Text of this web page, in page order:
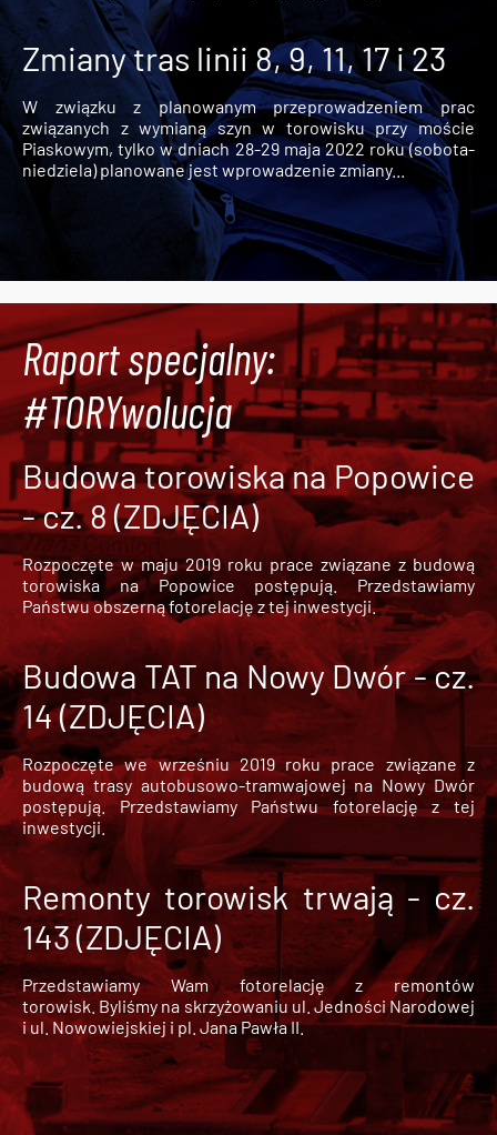
Zmiany tras linii 8, 9, 11, 17 i 23
W związku z planowanym przeprowadzeniem prac
związanych z wymianą szyn w torowisku przy moście
Piaskowym, tylko w dniach 28-29 maja 2022 roku (sobota-
niedziela) planowane jest wprowadzenie zmiany...
Raport specjalny:
#TORYwolucja
Budowa torowiska na Popowice
- cz. 8 (ZDJĘCIA)
Rozpoczęte w maju 2019 roku prace związane z budową
torowiska na Popowice
postępują. Przedstawiamy
Państwu obszerną fotorelację z tej inwestycji.
Budowa TAT na Nowy Dwór - cz.
14 (ZDJĘCIA)
Rozpoczęte we wrześniu 2019 roku prace związane z
budową trasy autobusowo-tramwajowej na Nowy Dwór
postępują. Przedstawiamy Państwu fotorelację z tej
inwestycji.
Remonty torowisk trwają - cz.
143 (ZDJĘCIA)
Przedstawiamy Wam fotorelację z remontów
torowisk. Byliśmy na skrzyżowaniu ul. Jedności Narodowej
i ul. Nowowiejskiej i pl. Jana Pawła II.